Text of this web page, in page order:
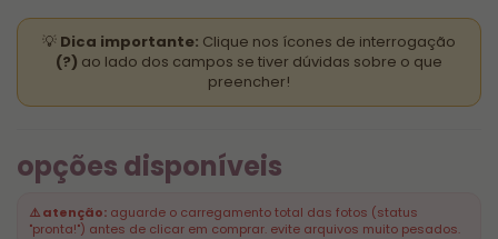
💡 Dica importante: Clique nos ícones de interrogação
(?) ao lado dos campos se tiver dúvidas sobre o que
preencher!
opções disponíveis
⚠️ atenção: aguarde o carregamento total das fotos (status
"pronta!") antes de clicar em comprar. evite arquivos muito pesados.